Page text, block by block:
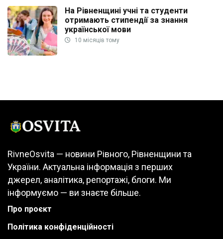
На Рівненщині учні та студенти
отримають стипендії за знання
української мови
10 місяців тому
RivneOsvita — новини Рівного, Рівненщини та
України. Актуальна інформація з перших
джерел, аналітика, репортажі, блоги. Ми
інформуємо — ви знаєте більше.
Про проєкт
Політика конфіденційності